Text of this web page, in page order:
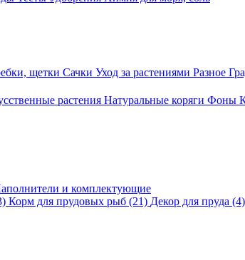
щетки Сачки Уход за растениями Разное
растения Натуральные коряги Фоны
и комплектующие
Корм для прудовых рыб (21) Декор для пруда (4)